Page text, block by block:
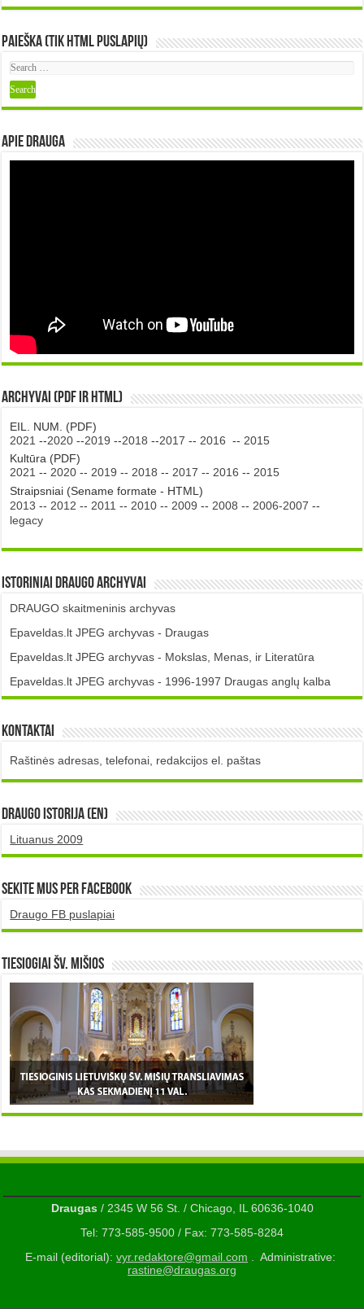
Paieška (tik HTML puslapių)
Apie DRAUGA
Archyvai (PDF ir HTML)
EIL. NUM. (PDF)
2021 --2020 --2019 --2018 --2017 -- 2016 -- 2015
Kultūra (PDF)
2021 -- 2020 -- 2019 -- 2018 -- 2017 -- 2016 -- 2015
Straipsniai (Sename formate - HTML)
2013 -- 2012 -- 2011 -- 2010 -- 2009 -- 2008 -- 2006-2007 --
legacy
Istoriniai DRAUGO Archyvai
DRAUGO skaitmeninis archyvas
Epaveldas.lt JPEG archyvas - Draugas
Epaveldas.lt JPEG archyvas - Mokslas, Menas, ir Literatūra
Epaveldas.lt JPEG archyvas - 1996-1997 Draugas anglų kalba
Kontaktai
Raštinės adresas, telefonai, redakcijos el. paštas
DRAUGO istorija (EN)
Lituanus 2009
Sekite mus per Facebook
Draugo FB puslapiai
TIESIOGIAI šv. MIŠIOS
Draugas/ 2345 W 56 St. / Chicago, IL 60636-1040
Tel: 773-585-9500 / Fax: 773-585-8284
E-mail (editorial): vyr.redaktore@gmail.com . Administrative:
rastine@draugas.org